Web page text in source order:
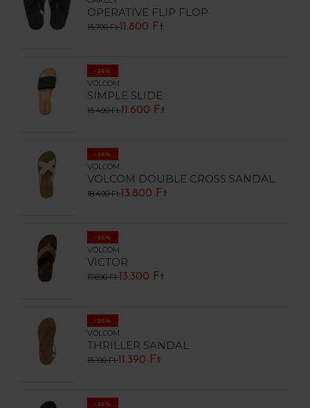
OPERATIVE FLIP FLOP
15.790 Ft 11.800 Ft
-25%
VOLCOM
SIMPLE SLIDE
15.490 Ft 11.600 Ft
-25%
VOLCOM
VOLCOM DOUBLE CROSS SANDAL
18.490 Ft 13.800 Ft
-25%
VOLCOM
VICTOR
17.690 Ft 13.300 Ft
-25%
VOLCOM
THRILLER SANDAL
15.190 Ft 11.390 Ft
-25%